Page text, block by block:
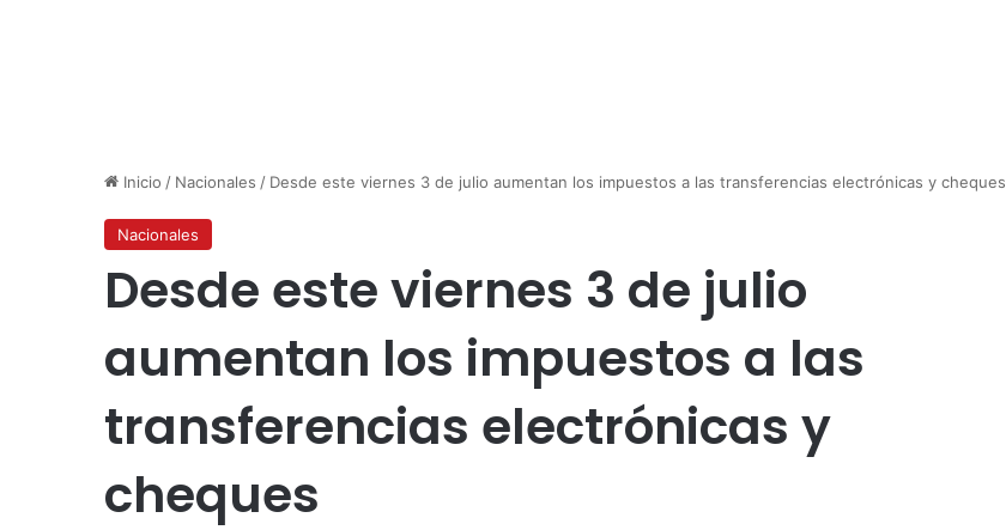
Inicio / Nacionales / Desde este viernes 3 de julio aumentan los impuestos a las transferencias electrónicas y cheques
Nacionales
Desde este viernes 3 de julio
aumentan los impuestos a las
transferencias electrónicas y
cheques